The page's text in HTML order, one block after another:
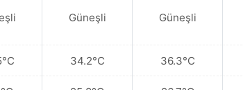
Güneşli
34.2°C
Güneşli
36.3°C